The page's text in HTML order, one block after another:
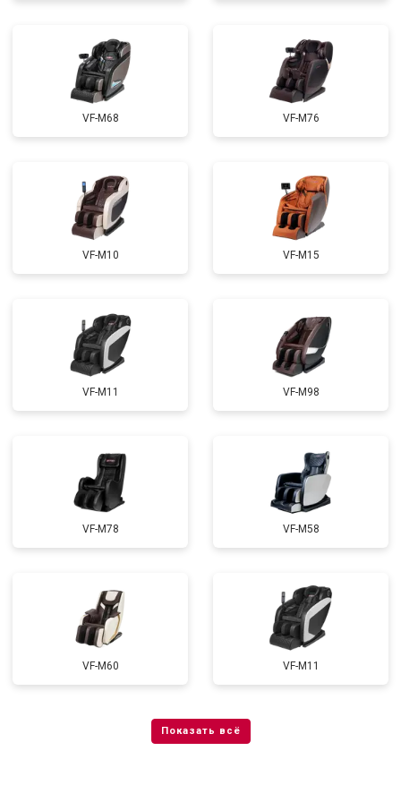
Ремонт купюроприемника от 4700 ₽ Заказать
Замена сетевого трансформатора от 4500 ₽
VF-M68 VF-M76
VF-M10 VF-M15
VF-M11 VF-M98
VF-M78 VF-M58
VF-M60 VF-M11